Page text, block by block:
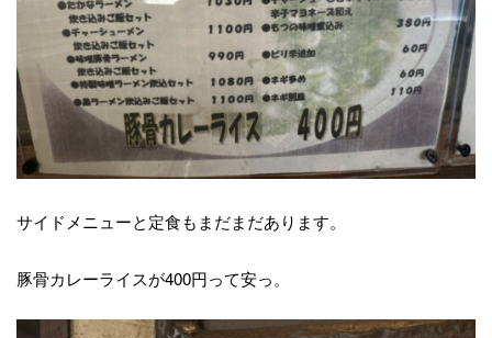
サイドメニューと定食もまだまだあります。
豚骨カレーライスが400円って安っ。